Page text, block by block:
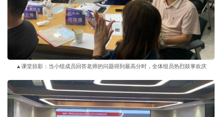
▲课堂掠影：当小组成员回答老师的问题得到最高分时，全体组员热烈鼓掌欢庆